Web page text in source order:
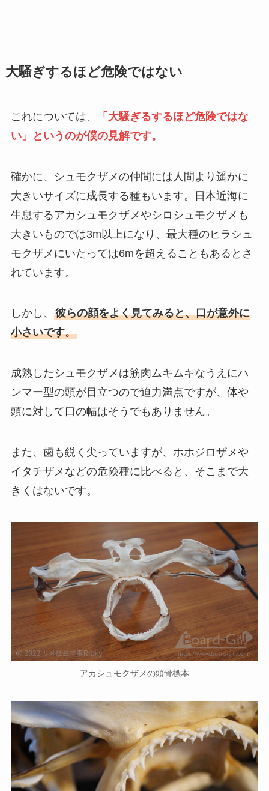
大騒ぎするほど危険ではない
これについては、
「大騒ぎるするほど危険ではな
い」というのが僕の見解です。
確かに、シュモクザメの仲間には人間より遥かに
大きいサイズに成長する種もいます。日本近海に
生息するアカシュモクザメやシロシュモクザメも
大きいものでは3m以上になり、最大種のヒラシュ
モクザメにいたっては6mを超えることもあるとさ
れています。
しかし、 彼らの顔をよく見てみると、口が意外に
小さいです。
成熟したシュモクザメは筋肉ムキムキなうえにハ
ンマー型の頭が目立つので迫力満点ですが、体や
頭に対して口の幅はそうでもありません。
また、歯も鋭く尖っていますが、ホホジロザメや
イタチザメなどの危険種に比べると、そこまで大
きくはないです。
アカシュモクザメの頭骨標本